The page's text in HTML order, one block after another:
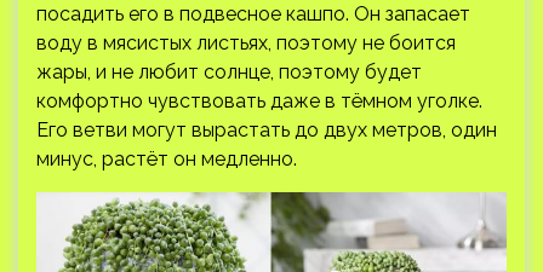
посадить его в подвесное кашпо. Он запасает
воду в мясистых листьях, поэтому не боится
жары, и не любит солнце, поэтому будет
комфортно чувствовать даже в тёмном уголке.
Его ветви могут вырастать до двух метров, один
минус, растёт он медленно.